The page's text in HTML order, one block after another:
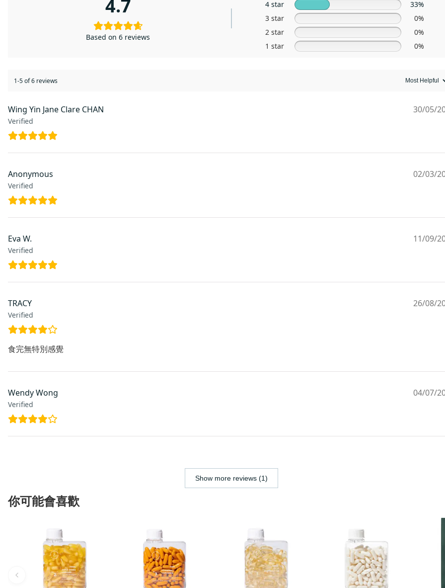
4.7
Based on 6 reviews
4 star
33%
3 star
0%
2 star
0%
1 star
0%
1-5 of 6 reviews
Wing Yin Jane Clare CHAN
Verified
30/05/
Anonymous
Verified
02/03/
Eva W.
Verified
11/09/
TRACY
Verified
26/08/
食完無特別感覺
Wendy Wong
Verified
04/07/
Show more reviews (1)
你可能會喜歡